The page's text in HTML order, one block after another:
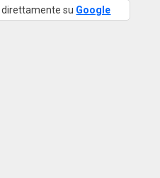
direttamente su Google